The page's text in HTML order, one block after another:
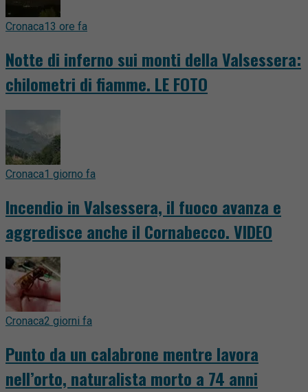
Cronaca13 ore fa
Notte di inferno sui monti della Valsessera:
chilometri di fiamme. LE FOTO
Cronaca1 giorno fa
Incendio in Valsessera, il fuoco avanza e
aggredisce anche il Cornabecco. VIDEO
Cronaca2 giorni fa
Punto da un calabrone mentre lavora
nell’orto, naturalista morto a 74 anni